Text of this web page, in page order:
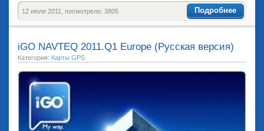
Подробнее
12 июля 2011, посмотрело: 3805
iGO NAVTEQ 2011.Q1 Europe (Русская версия)
Категория: Карты GPS